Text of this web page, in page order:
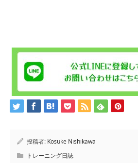
投稿者: Kosuke Nishikawa
トレーニング日誌